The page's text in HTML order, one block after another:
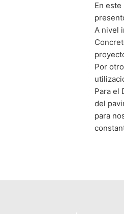
En
A nivel
Por
Para el
del
para